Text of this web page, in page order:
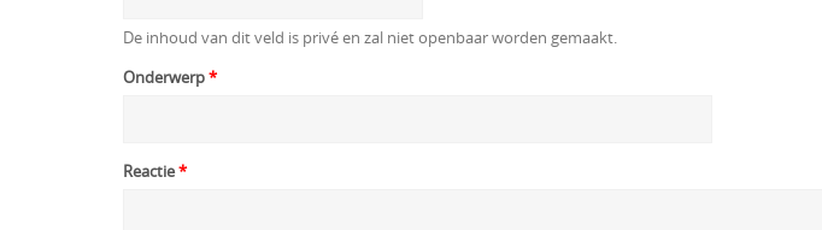
De inhoud van dit veld is privé en zal niet openbaar worden gemaakt.
Onderwerp*
Reactie*